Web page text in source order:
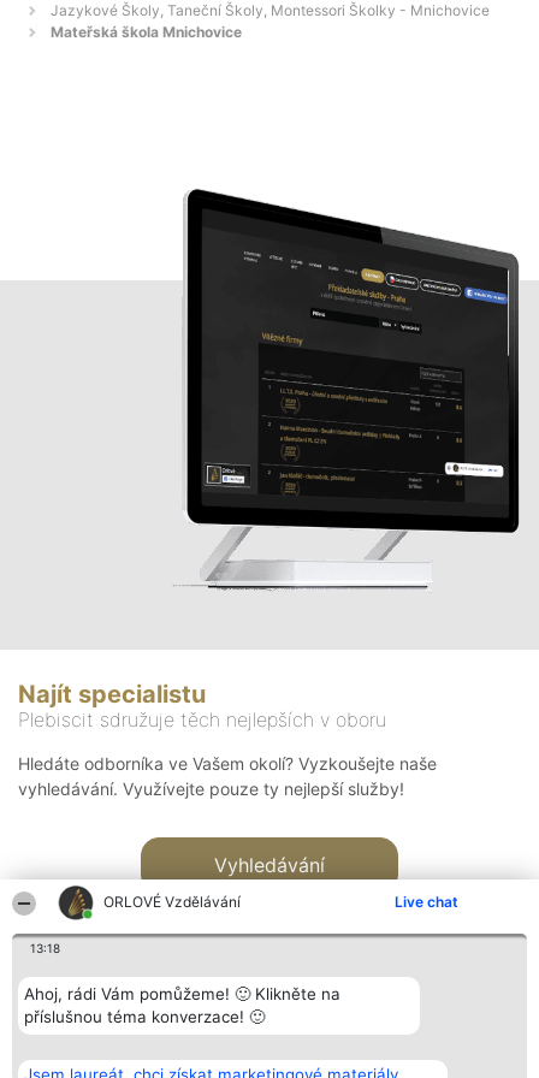
ORLOVÉ Vzdělávání Live chat
13:18
Ahoj, rádi Vám pomůžeme! 🙂 Klikněte na
příslušnou téma konverzace! 🙂
Jazykové Školy, Taneční Školy, Montessori Školky - Mnichovice
Mateřská škola Mnichovice
Najít specialistu
Plebiscit sdružuje těch nejlepších v oboru
Hledáte odborníka ve Vašem okolí? Vyzkoušejte naše
vyhledávání. Využívejte pouze ty nejlepší služby!
Vyhledávání
Bright Side Solutions sp. z o.
Vítězové
Kontakt